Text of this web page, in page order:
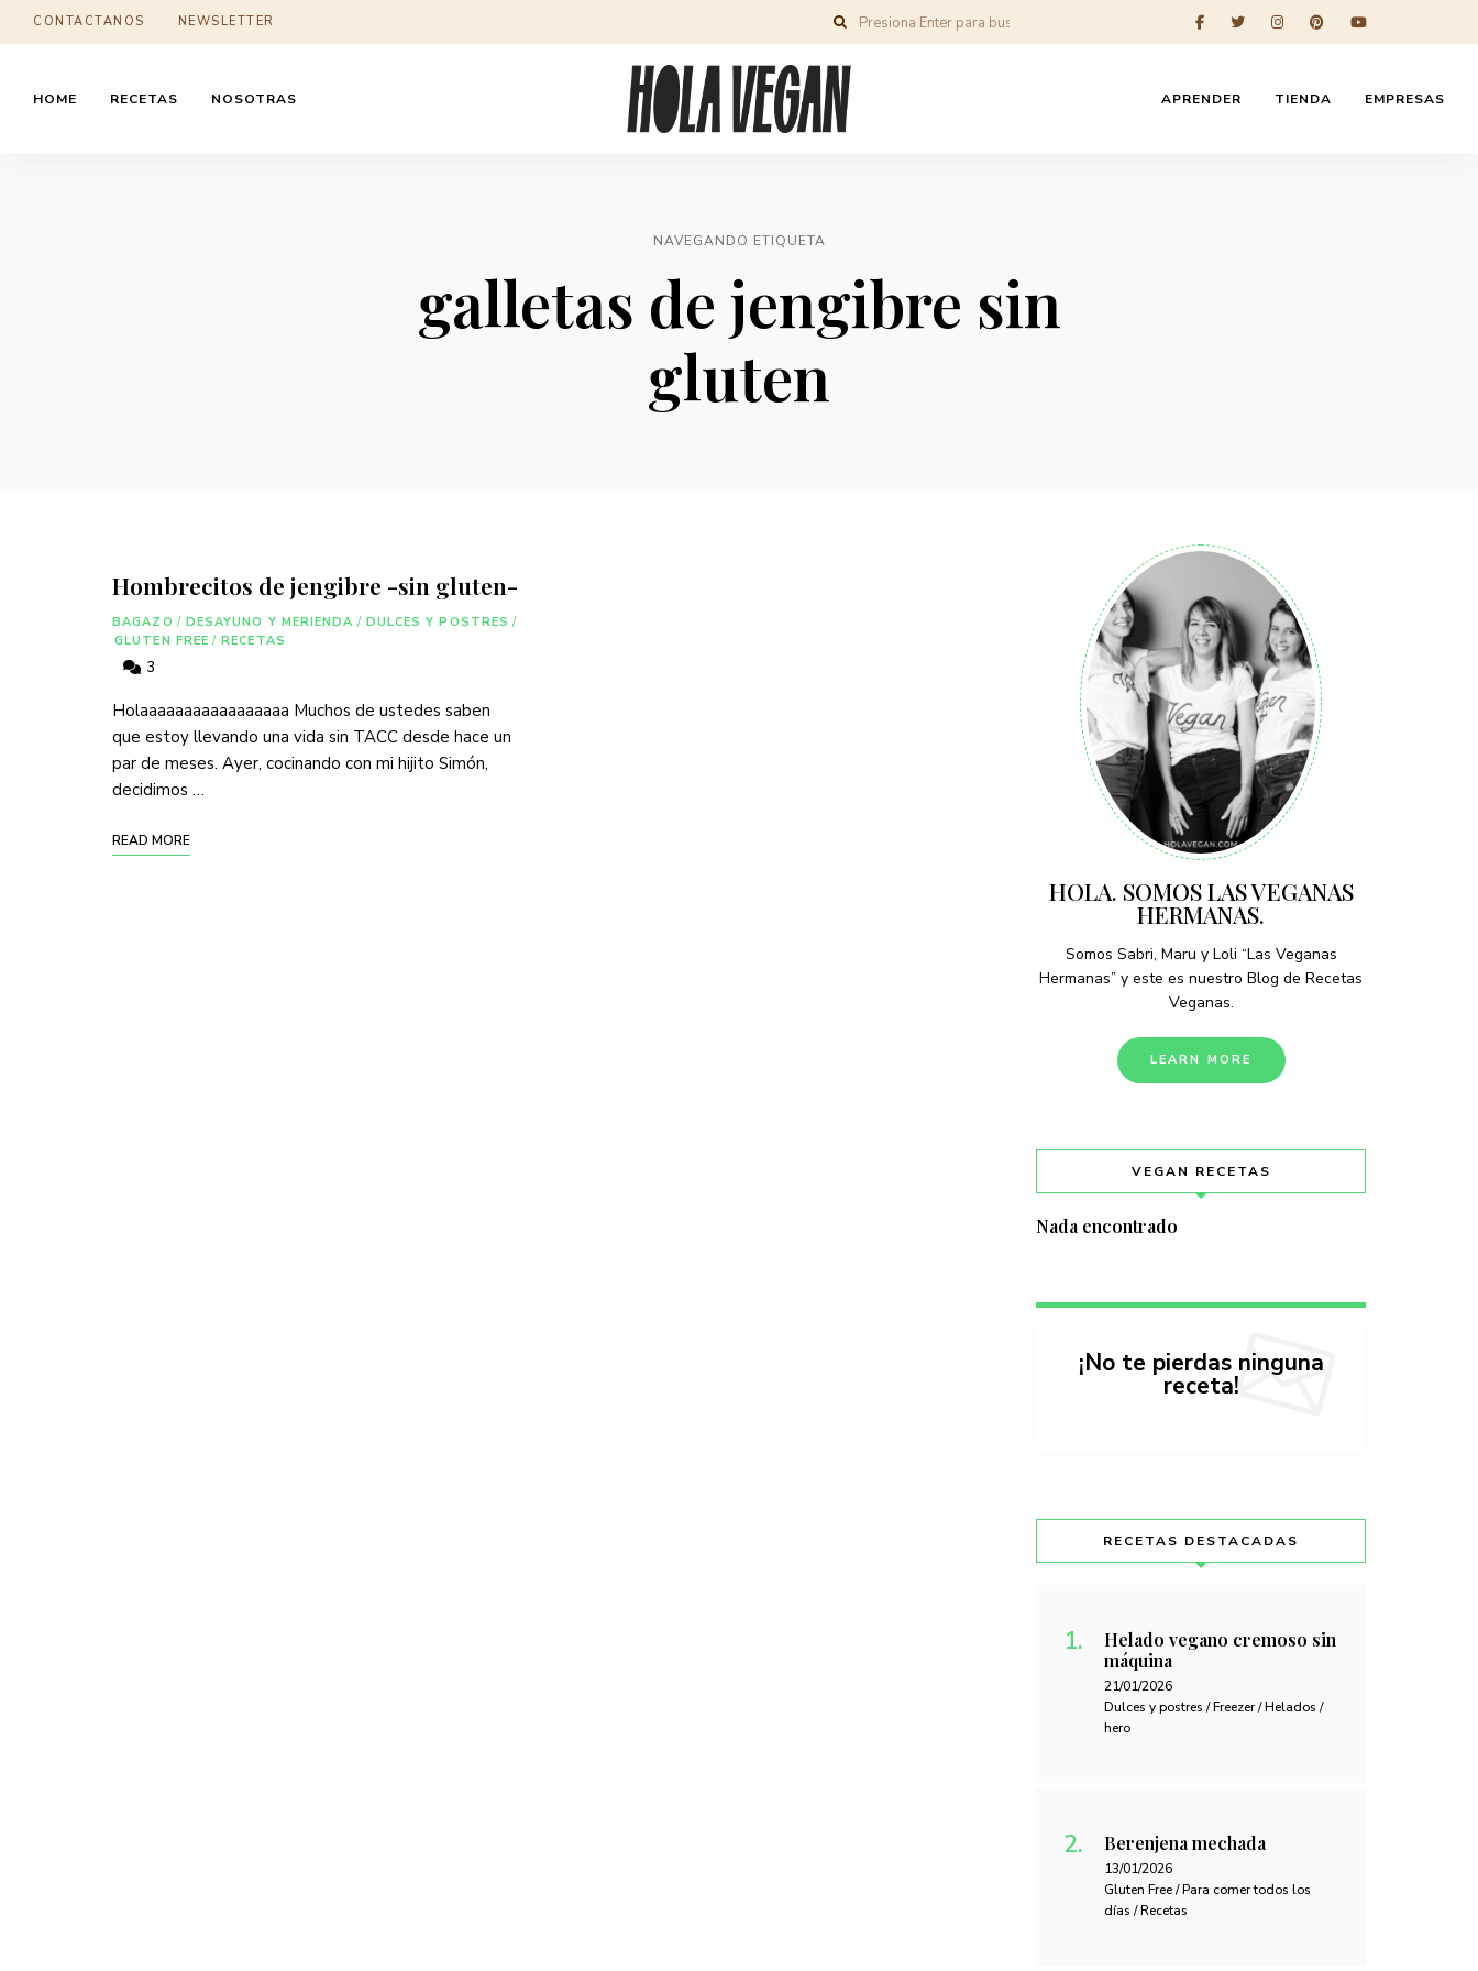
CONTACTANOS NEWSLETTER
HOME RECETAS NOSOTRAS APRENDER TIENDA EMPRESAS
NAVEGANDO ETIQUETA
galletas de jengibre sin
gluten
Hombrecitos de jengibre -sin gluten-
BAGAZO / DESAYUNO Y MERIENDA / DULCES Y POSTRES /
GLUTEN FREE / RECETAS
3
Holaaaaaaaaaaaaaaaaa Muchos de ustedes saben
que estoy llevando una vida sin TACC desde hace un
par de meses. Ayer, cocinando con mi hijito Simón,
decidimos …
READ MORE
HOLA. SOMOS LAS VEGANAS
HERMANAS.
Somos Sabri, Maru y Loli “Las Veganas
Hermanas” y este es nuestro Blog de Recetas
Veganas.
LEARN MORE
VEGAN RECETAS
Nada encontrado
¡No te pierdas ninguna
receta!
RECETAS DESTACADAS
Helado vegano cremoso sin
máquina
21/01/2026
Dulces y postres / Freezer / Helados /
hero
Berenjena mechada
13/01/2026
Gluten Free / Para comer todos los
días / Recetas